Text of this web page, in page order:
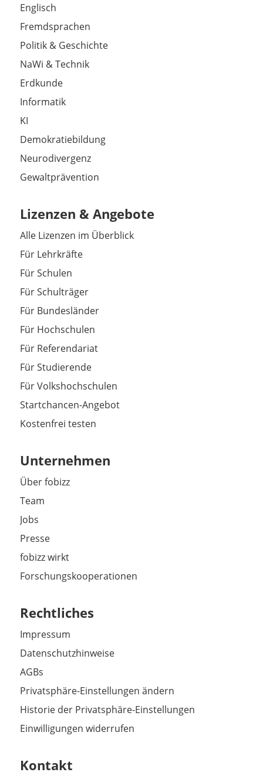
Englisch
Fremdsprachen
Politik & Geschichte
NaWi & Technik
Erdkunde
Informatik
KI
Demokratiebildung
Neurodivergenz
Gewaltprävention
Lizenzen & Angebote
Alle Lizenzen im Überblick
Für Lehrkräfte
Für Schulen
Für Schulträger
Für Bundesländer
Für Hochschulen
Für Referendariat
Für Studierende
Für Volkshochschulen
Startchancen-Angebot
Kostenfrei testen
Unternehmen
Über fobizz
Team
Jobs
Presse
fobizz wirkt
Forschungskooperationen
Rechtliches
Impressum
Datenschutzhinweise
AGBs
Privatsphäre-Einstellungen ändern
Historie der Privatsphäre-Einstellungen
Einwilligungen widerrufen
Kontakt